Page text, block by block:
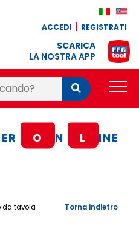
ACCEDI REGISTRATI
SCARICA
LA NOSTRA APP
Cerca
O N L INE
da tavola Torna indietro